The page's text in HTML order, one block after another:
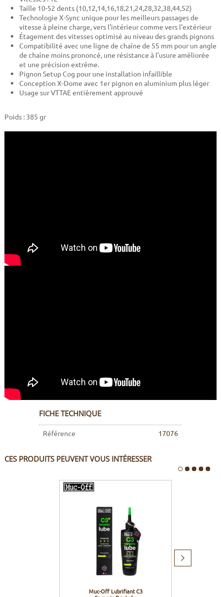
Taille 10-52 dents (10,12,14,16,18,21,24,28,32,38,44,52)
Technologie X-Sync unique pour les meilleurs passages de
vitesse à pleine charge, vers l’intérieur comme vers l’extérieur
Étagement des vitesses optimisé au niveau des grands pignons
Compatibilité avec une ligne de chaîne de 55 mm pour un angle
de chaîne moins prononcé, une résistance à l’usure améliorée
et une précision extrême.
Pignon Setup Cog pour une installation infaillible
Conception X-Dome avec 1er pignon en aluminium plus léger
Usage sur VTTAE entièrement approuvé
Poids : 385 gr
FICHE TECHNIQUE
Référence 17076
CES PRODUITS PEUVENT VOUS INTÉRESSER
Muc-Off Lubrifiant C3
Produit